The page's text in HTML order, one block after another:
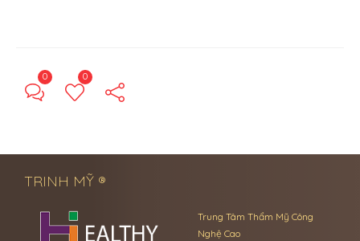
0 0
TRINH MỸ ®
Trung Tâm Thẩm Mỹ Công
Nghệ Cao